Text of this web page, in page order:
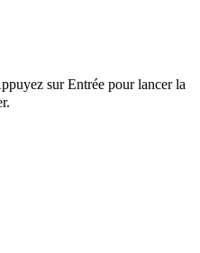
sur Entrée pour lancer la